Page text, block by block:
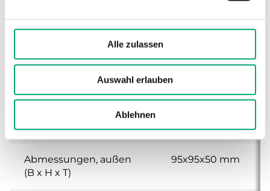
Alle zulassen
Auswahl erlauben
Ablehnen
(nicht kondensierend)
Umgebungstemperatur 0…50 °C
Lagertemperatur -20…70 °C
Montage Raum
Abmessungen, außen
(B x H x T)
95x95x50 mm